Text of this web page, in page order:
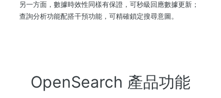
另一方面，數據時效性同樣有保證，可秒級回應數據更新；
查詢分析功能配搭干預功能，可精確鎖定搜尋意圖。
OpenSearch 產品功能